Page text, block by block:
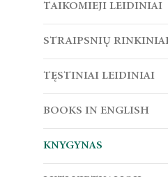
TAIKOMIEJI LEIDINIAI
STRAIPSNIŲ
TĘSTINIAI LEIDINIAI
BOOKS IN ENGLISH
KNYGYNAS